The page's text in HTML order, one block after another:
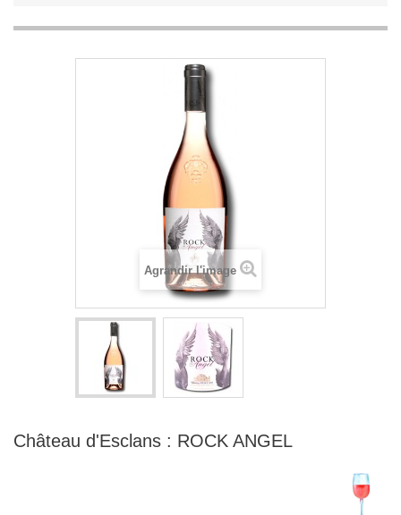
Agrandir l'image
Château d'Esclans : ROCK ANGEL